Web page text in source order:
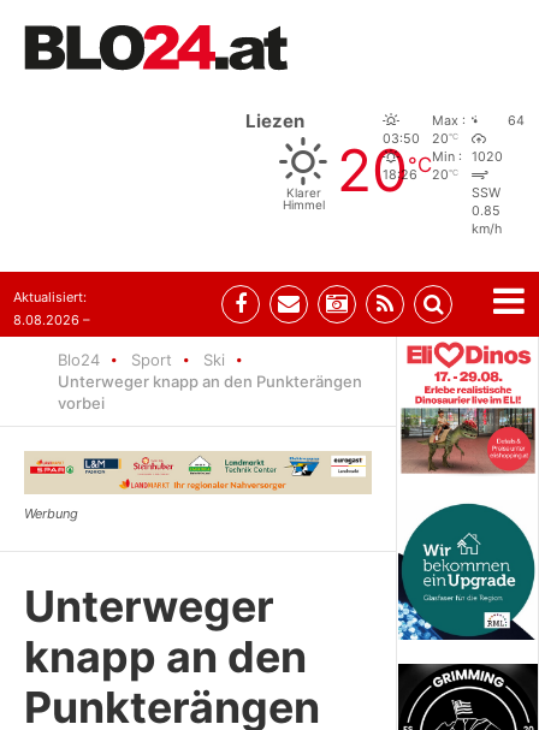
Liezen
Klarer
Himmel
20°C
03:50
18:26
Max :
20°C
Min :
20°C
64
1020
SSW
0.85
km/h
Aktualisiert:
8.08.2026 –
Blo24 Sport
Ski
Unterweger knapp an den Punkterängen
vorbei
Unterweger
knapp an den
Punkterängen